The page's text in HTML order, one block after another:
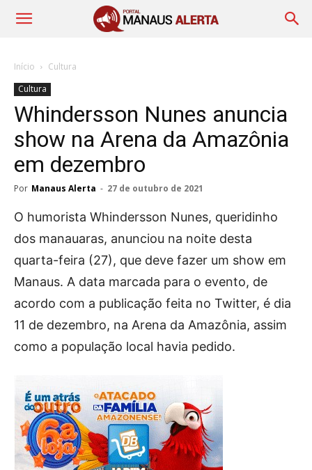
Início
Cultura
Cultura
Whindersson Nunes anuncia
show na Arena da Amazônia
em dezembro
Por Manaus Alerta - 27 de outubro de 2021
O humorista Whindersson Nunes, queridinho
dos manauaras, anunciou na noite desta
quarta-feira (27), que deve fazer um show em
Manaus. A data marcada para o evento, de
acordo com a publicação feita no Twitter, é dia
11 de dezembro, na Arena da Amazônia, assim
como a população local havia pedido.